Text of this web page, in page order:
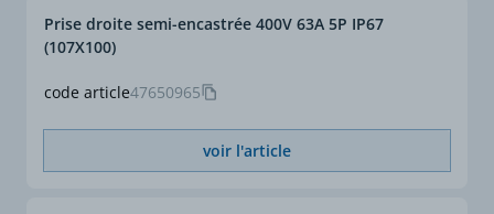
code article47650965
Prise droite semi-encastrée 400V 63A 5P IP67
(107X100)
voir l'article